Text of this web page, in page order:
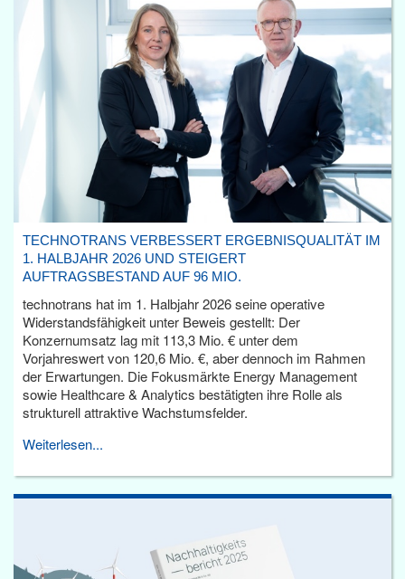
TECHNOTRANS VERBESSERT ERGEBNISQUALITÄT IM
1. HALBJAHR 2026 UND STEIGERT
AUFTRAGSBESTAND AUF 96 MIO.
technotrans hat im 1. Halbjahr 2026 seine operative
Widerstandsfähigkeit unter Beweis gestellt: Der
Konzernumsatz lag mit 113,3 Mio. € unter dem
Vorjahreswert von 120,6 Mio. €, aber dennoch im Rahmen
der Erwartungen. Die Fokusmärkte Energy Management
sowie Healthcare & Analytics bestätigten ihre Rolle als
strukturell attraktive Wachstumsfelder.
Weiterlesen...